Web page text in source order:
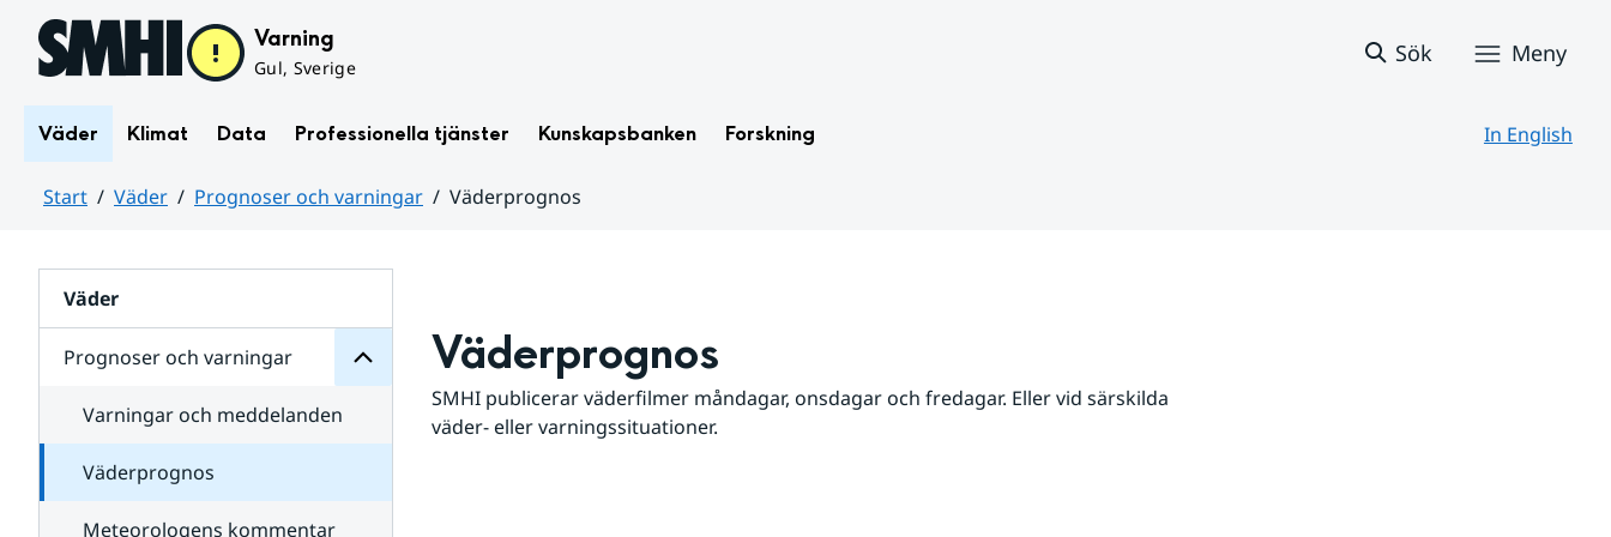
Hoppa till sidans innehåll Varning
Gul, Sverige
Sök Meny
Väder Klimat Data Professionella tjänster Kunskapsbanken Forskning In English
Start Väder Prognoser och varningar
Väderprognos
Väder
Prognoser och varningar
för
varningar
Varningar och meddelanden
Väderprognos
Meteorologens kommentar
Väderprognos
SMHI publicerar väderfilmer måndagar, onsdagar och fredagar. Eller vid särskilda
väder- eller varningssituationer.